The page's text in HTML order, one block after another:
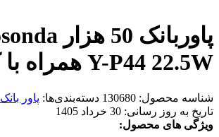
Y-P44 22.5W همراه با کابل
شناسه محصول: 130680 دسته‌بندی‌ها: پاور بانک
تاریخ به روز رسانی: 30 خرداد 1405
ویژگی های محصول: